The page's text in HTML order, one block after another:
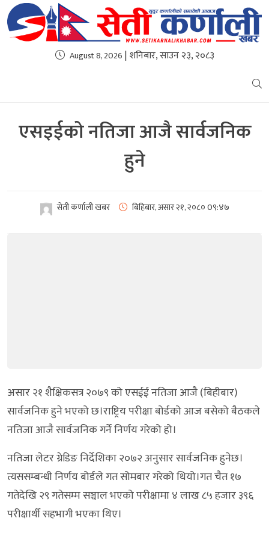
August 8, 2026 | शनिबार, साउन २३, २०८३
एसइईको नतिजा आजै सार्वजनिक
हुने
सेती कर्णाली खबर बिहिबार, असार २१, २०८०0९:४७
असार २१ शैक्षिकसत्र २०७९ को एसईई नतिजा आजै (बिहीबार)
सार्वजनिक हुने भएको छ।राष्ट्रिय परीक्षा बोर्डको आज बसेको बैठकले
नतिजा आजै सार्वजनिक गर्ने निर्णय गरेको हो।
नतिजा लेटर ग्रेडिङ निर्देशिका २०७२ अनुसार सार्वजनिक हुनेछ।
त्यससम्बन्धी निर्णय बोर्डले गत सोमबार गरेको थियो।गत चैत १७
गतेदेखि २९ गतेसम्म सञ्चाल भएको परीक्षामा ४ लाख ८५ हजार ३९६
परीक्षार्थी सहभागी भएका थिए।